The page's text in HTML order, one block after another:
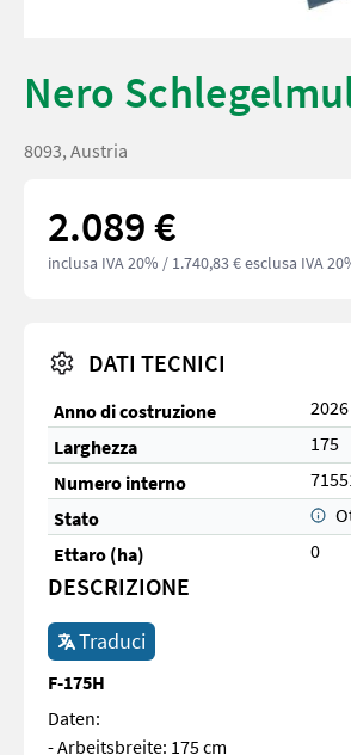
Nero
8093, Austria
2.089 €
inclusa IVA 20% / 1.740,83 € esclusa IVA
DATI TECNICI
Anno di costruzione
2026
Larghezza
175
Numero interno
Stato
Ettaro (ha)
0
DESCRIZIONE
Traduci
F-175H
Daten:
- Arbeitsbreite: 175 cm